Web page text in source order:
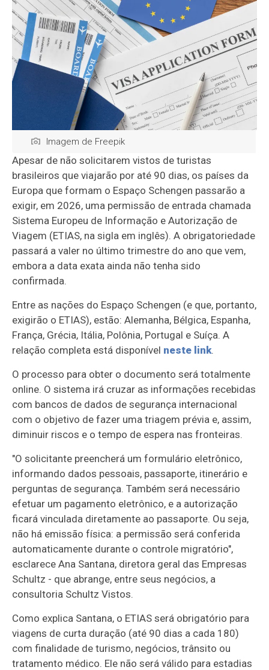
Imagem de Freepik
Apesar de não solicitarem vistos de turistas
brasileiros que viajarão por até 90 dias, os países da
Europa que formam o Espaço Schengen passarão a
exigir, em 2026, uma permissão de entrada chamada
Sistema Europeu de Informação e Autorização de
Viagem (ETIAS, na sigla em inglês). A obrigatoriedade
passará a valer no último trimestre do ano que vem,
embora a data exata ainda não tenha sido
confirmada.
Entre as nações do Espaço Schengen (e que, portanto,
exigirão o ETIAS), estão: Alemanha, Bélgica, Espanha,
França, Grécia, Itália, Polônia, Portugal e Suíça. A
relação completa está disponível neste link.
O processo para obter o documento será totalmente
online. O sistema irá cruzar as informações recebidas
com bancos de dados de segurança internacional
com o objetivo de fazer uma triagem prévia e, assim,
diminuir riscos e o tempo de espera nas fronteiras.
"O solicitante preencherá um formulário eletrônico,
informando dados pessoais, passaporte, itinerário e
perguntas de segurança. Também será necessário
efetuar um pagamento eletrônico, e a autorização
ficará vinculada diretamente ao passaporte. Ou seja,
não há emissão física: a permissão será conferida
automaticamente durante o controle migratório",
esclarece Ana Santana, diretora geral das Empresas
Schultz - que abrange, entre seus negócios, a
consultoria Schultz Vistos.
Como explica Santana, o ETIAS será obrigatório para
viagens de curta duração (até 90 dias a cada 180)
com finalidade de turismo, negócios, trânsito ou
tratamento médico. Ele não será válido para estadias